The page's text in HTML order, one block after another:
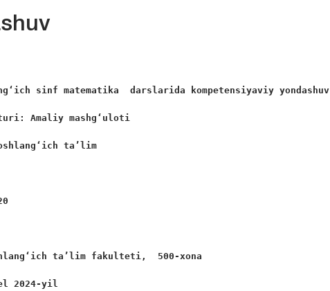
sinf matematika  darslarida kompetensiyaviy yondashuv
Amaliy mashg‘uloti
ta’lim
ta’lim fakulteti,  500-xona
2024-yil